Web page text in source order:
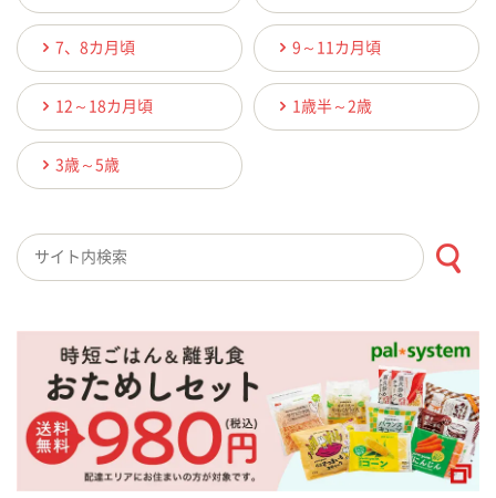
7、8カ月頃 9～11カ月頃
12～18カ月頃 1歳半～2歳
3歳～5歳
検索キーワード入力